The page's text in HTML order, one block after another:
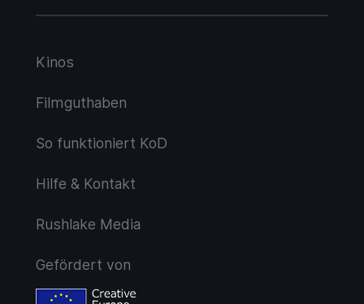
Kinos
Filmguthaben
So funktioniert KoD
Hilfe & Kontakt
Rushlake Media
Gefördert von